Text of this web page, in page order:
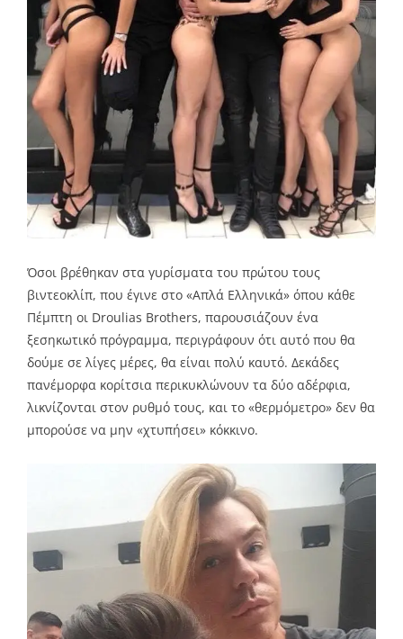
Όσοι βρέθηκαν στα γυρίσματα του πρώτου τους
βιντεοκλίπ, που έγινε στο «Απλά Ελληνικά» όπου κάθε
Πέμπτη οι Droulias Brothers, παρουσιάζουν ένα
ξεσηκωτικό πρόγραμμα, περιγράφουν ότι αυτό που θα
δούμε σε λίγες μέρες, θα είναι πολύ καυτό. Δεκάδες
πανέμορφα κορίτσια περικυκλώνουν τα δύο αδέρφια,
λικνίζονται στον ρυθμό τους, και το «θερμόμετρο» δεν θα
μπορούσε να μην «χτυπήσει» κόκκινο.